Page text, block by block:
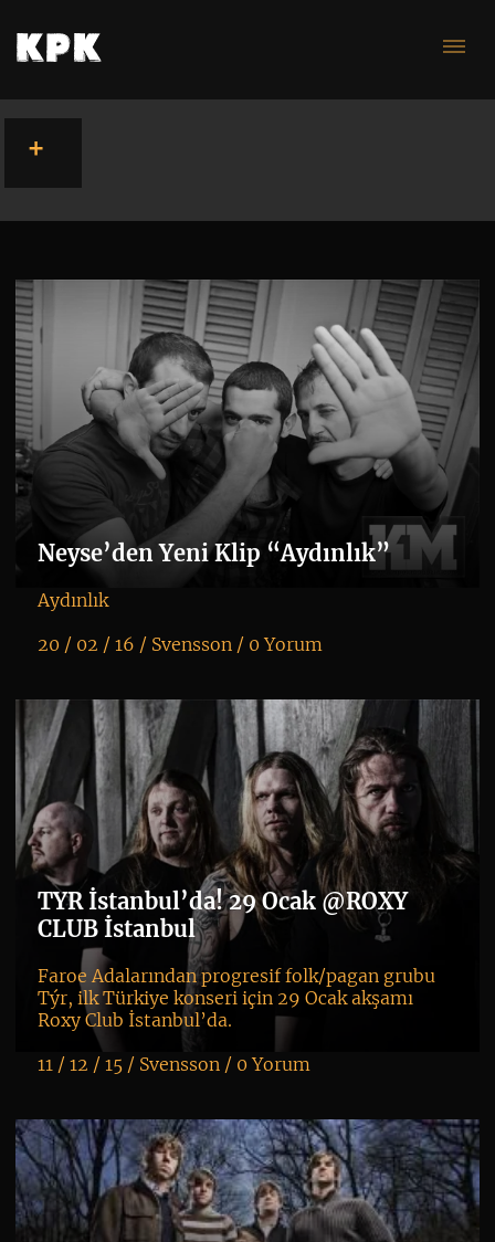
Neyse’den Yeni Klip “Aydınlık”
Aydınlık
20 / 02 / 16 / Svensson/ 0 Yorum
TYR İstanbul’da! 29 Ocak @ROXY
CLUB İstanbul
Faroe Adalarından progresif folk/pagan grubu
Týr, ilk Türkiye konseri için 29 Ocak akşamı
Roxy Club İstanbul’da.
11 / 12 / 15 / Svensson/ 0 Yorum